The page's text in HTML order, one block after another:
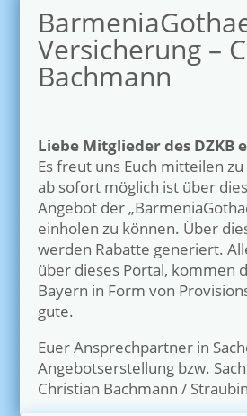
Versicherung –
Bachmann
Liebe Mitglieder des DZKB
Es freut uns Euch mitteilen
ab sofort möglich ist über
Angebot der „
einholen zu können. Über
werden Rabatte generiert.
über dieses Portal, kommen
Bayern in Form von
gute.
Euer Ansprechpartner in
Angebotserstellung bzw.
Christian Bachmann /